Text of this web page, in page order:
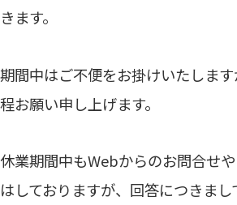
きます。
期間中はご不便をお掛けいたしま
程お願い申し上げます。
休業期間中もWebからのお問合せ
はしておりますが、回答につきま